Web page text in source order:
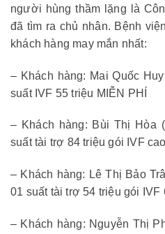
người hùng thầm lặng là
đã tìm ra chủ nhân. Bệnh
khách hàng may mắn nhất:
– Khách hàng: Mai Quốc
suất IVF 55 triệu MIỄN PHÍ
– Khách hàng: Bùi Thị Hòa
suất tài trợ 84 triệu gói IVF
– Khách hàng: Lê Thị Bảo
01 suất tài trợ 54 triệu gói IVF
– Khách hàng: Nguyễn Thị